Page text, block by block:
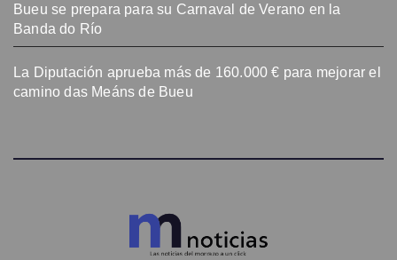
Bueu se prepara para su Carnaval de Verano en la
Banda do Río
La Diputación aprueba más de 160.000 € para mejorar el
camino das Meáns de Bueu